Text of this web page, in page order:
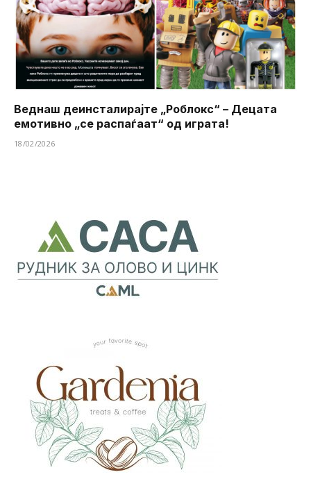
Веднаш деинсталирајте „Роблокс“ – Децата
емотивно „се распаѓаат“ од играта!
18/02/2026